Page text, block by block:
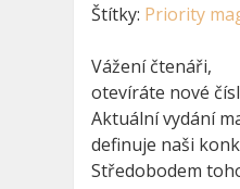
Štítky: Priority
Vážení čtenáři,
otevíráte nové
Aktuální vydání
definuje naši
Středobodem